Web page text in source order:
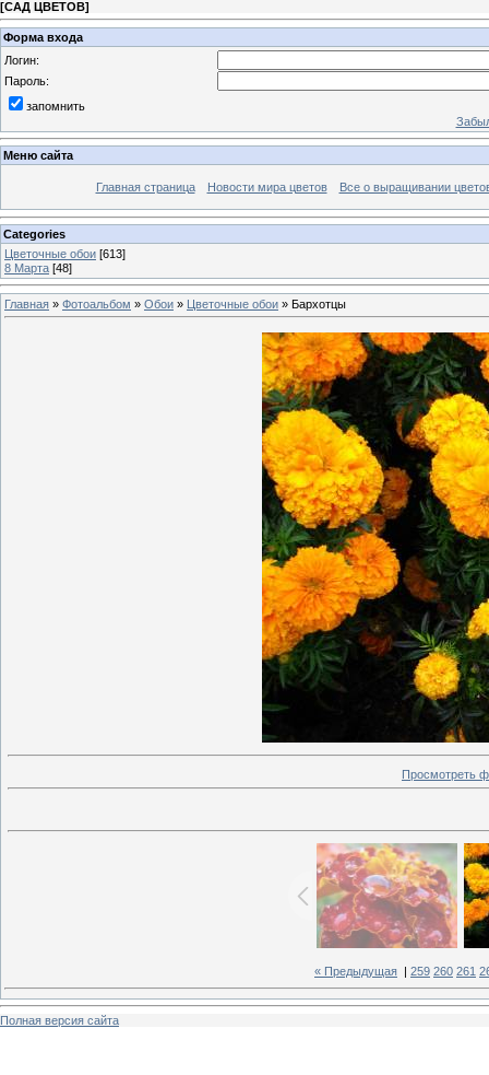
[САД ЦВЕТОВ]
Форма входа
Логин:
Пароль:
запомнить
Меню сайта
Главная страница Новости мира цветов Все о выращивании
Categories
Цветочные обои [613]
8 Марта [48]
Главная » Фотоальбом » Обои » Цветочные обои » Бархотцы
Просмотреть
« Предыдущая 259 260 261
Полная версия сайта